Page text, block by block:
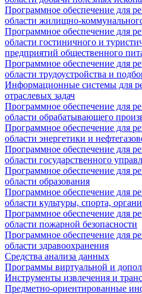
Программное обеспечение для
области жилищно-
Программное обеспечение для
области гостиничного и
предприятий общественного
Программное обеспечение для
области трудоустройства и
Информационные системы для
отраслевых задач
Программное обеспечение для
области обрабатывающего
Программное обеспечение для
области энергетики и
Программное обеспечение для
области государственного
Программное обеспечение для
области образования
Программное обеспечение для
области культуры, спорта,
Программное обеспечение для
области пожарной безопасности
Программное обеспечение для
области здравоохранения
Средства анализа данных
Программы виртуальной и
Инструменты извлечения и
Предметно-ориентированные